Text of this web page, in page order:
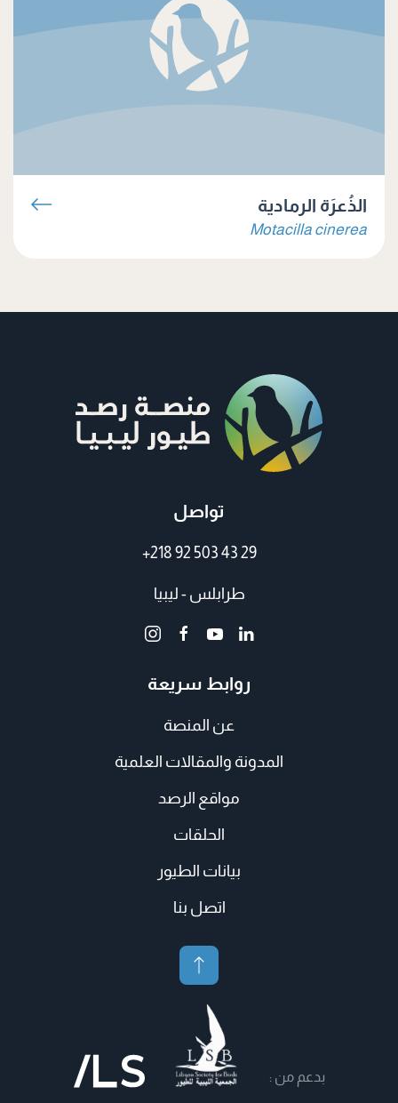
الذُعرَة الرمادية
Motacilla cinerea
تواصل
+218 92 503 43 29
طرابلس - ليبيا
روابط سريعة
عن المنصة
المدونة والمقالات العلمية
مواقع الرصد
الحلقات
بيانات الطيور
اتصل بنا
بدعم من :